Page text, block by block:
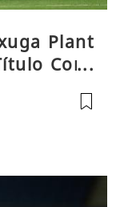
Plant
Cons